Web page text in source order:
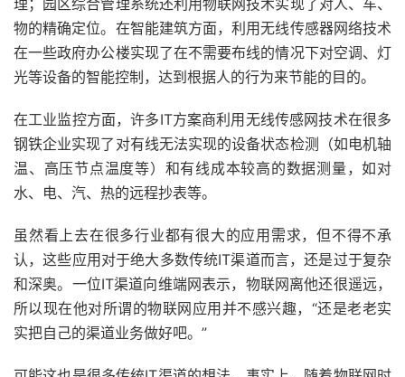
理；园区综合管理系统还利用物联网技术实现了对人、车、
物的精确定位。在智能建筑方面，利用无线传感器网络技术
在一些政府办公楼实现了在不需要布线的情况下对空调、灯
光等设备的智能控制，达到根据人的行为来节能的目的。
在工业监控方面，许多IT方案商利用无线传感网技术在很多
钢铁企业实现了对有线无法实现的设备状态检测（如电机轴
温、高压节点温度等）和有线成本较高的数据测量，如对
水、电、汽、热的远程抄表等。
虽然看上去在很多行业都有很大的应用需求，但不得不承
认，这些应用对于绝大多数传统IT渠道而言，还是过于复杂
和深奥。一位IT渠道向维端网表示，物联网离他还很遥远，
所以现在他对所谓的物联网应用并不感兴趣，“还是老老实
实把自己的渠道业务做好吧。”